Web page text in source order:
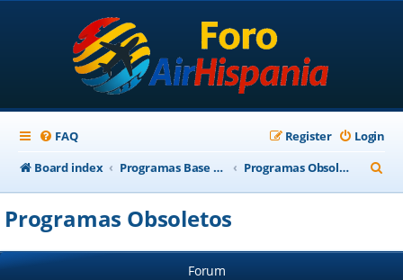
FAQ Login
Register
Board index
Programas Base AirHispania Programas Obsoletos
e
Programas Obsoletos
Forum